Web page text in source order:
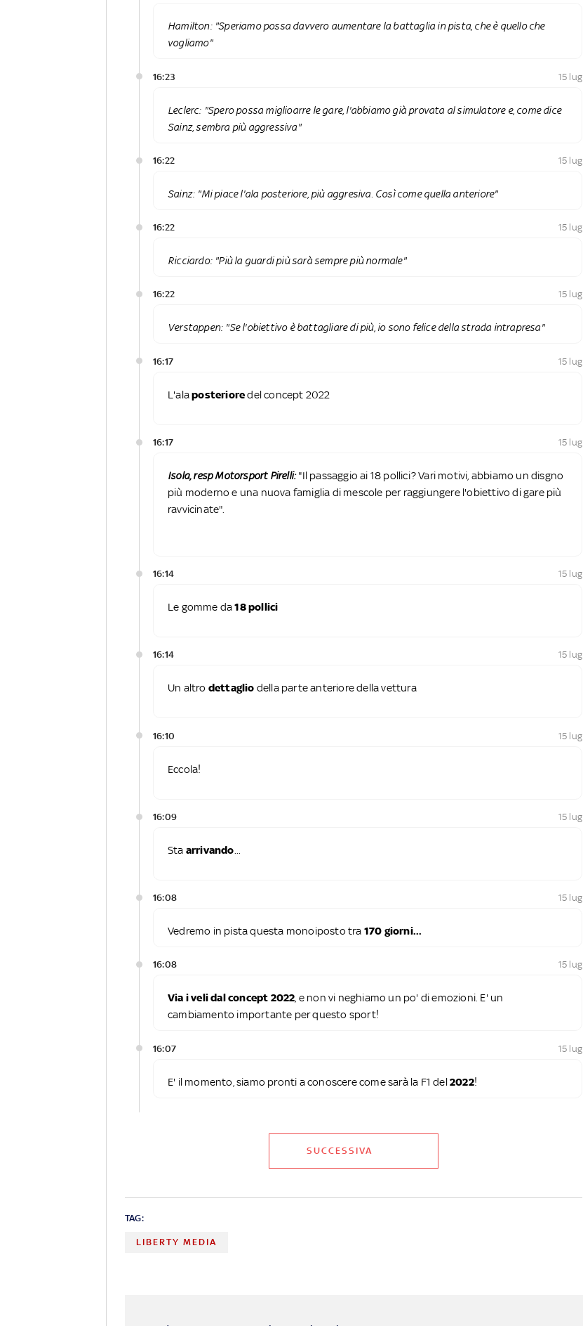
Hamilton: "Speriamo possa davvero aumentare la battaglia in pista, che è quello che
vogliamo"
16:23 15 lug
Leclerc: "Spero possa miglioarre le gare, l'abbiamo già provata al simulatore e, come dice
Sainz, sembra più aggressiva"
16:22 15 lug
Sainz: "Mi piace l'ala posteriore, più aggresiva. Così come quella anteriore"
16:22 15 lug
Ricciardo: "Più la guardi più sarà sempre più normale"
16:22 15 lug
Verstappen: "Se l'obiettivo è battagliare di più, io sono felice della strada intrapresa"
16:17 15 lug
L'alaposterioredel concept 2022
16:17 15 lug
Isola, resp Motorsport Pirelli:"Il passaggio ai 18 pollici? Vari motivi, abbiamo un disgno
più moderno e una nuova famiglia di mescole per raggiungere l'obiettivo di gare più
ravvicinate".
16:14 15 lug
Le gomme da18 pollici
16:14 15 lug
Un altro dettaglio della parte anteriore della vettura
16:10 15 lug
Eccola!
16:09 15 lug
Sta arrivando
16:08 15 lug
Vedremo in pista questa monoiposto tra 170 giorni...
16:08 15 lug
Via i veli dal concept 2022 , e non vi neghiamo un po' di emozioni. E' un
cambiamento importante per questo sport!
16:07 15 lug
E' il momento, siamo pronti a conoscere come sarà la F1 del2022!
SUCCESSIVA
TAG:
LIBERTY MEDIA